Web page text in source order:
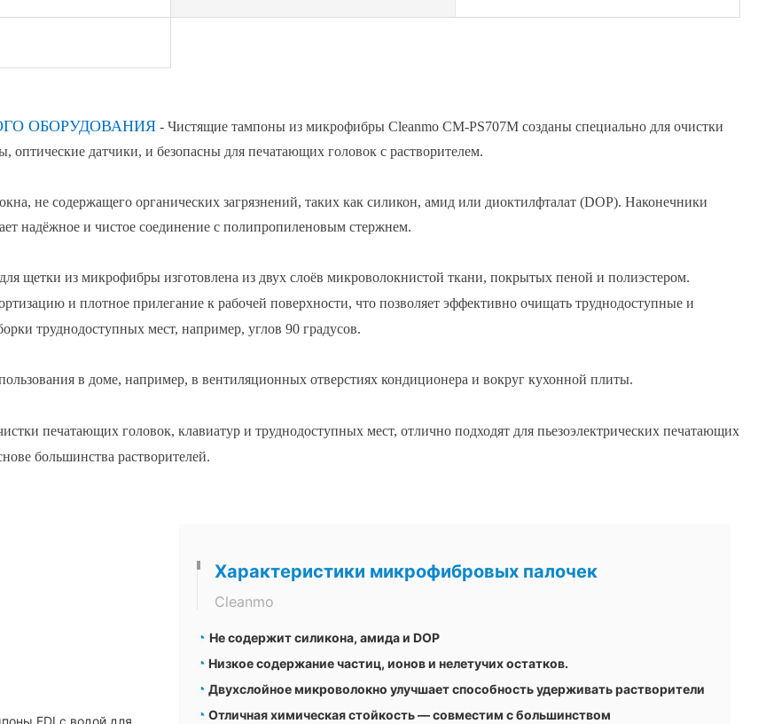
ОБОРУДОВАНИЯ - Чистящие тампоны из микрофибры Cleanmo CM-PS707M созданы специально для очистки
оптические датчики, и безопасны для печатающих головок с растворителем.
не содержащего органических загрязнений, таких как силикон, амид или диоктилфталат (DOP). Наконечники
надёжное и чистое соединение с полипропиленовым стержнем.
щетки из микрофибры изготовлена ​​из двух слоёв микроволокнистой ткани, покрытых пеной и полиэстером.
и плотное прилегание к рабочей поверхности, что позволяет эффективно очищать труднодоступные и
труднодоступных мест, например, углов 90 градусов.
в доме, например, в вентиляционных отверстиях кондиционера и вокруг кухонной плиты.
печатающих головок, клавиатур и труднодоступных мест, отлично подходят для пьезоэлектрических печатающих
большинства растворителей.
Характеристики микрофибровых палочек
Cleanmo
◔ Не содержит силикона, амида и DOP
◔ Низкое содержание частиц, ионов и нелетучих остатков.
◔ Двухслойное микроволокно улучшает способность удерживать растворители
◔ Отличная химическая стойкость — совместим с большинством